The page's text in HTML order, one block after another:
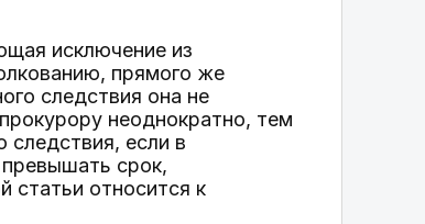
исключение из
прямого же
следствия она не
неоднократно, тем
если в
срок,
статьи относится к